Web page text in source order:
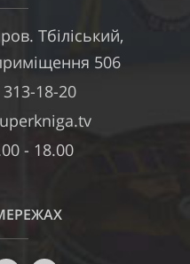
Тбіліський,
506
18-20
- 18.00